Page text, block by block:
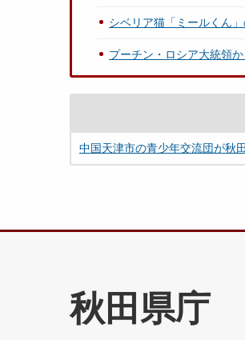
シベリア猫「ミールくん
プーチン・ロシア大統領
中国天津市の青少年交流団が秋
秋田県庁